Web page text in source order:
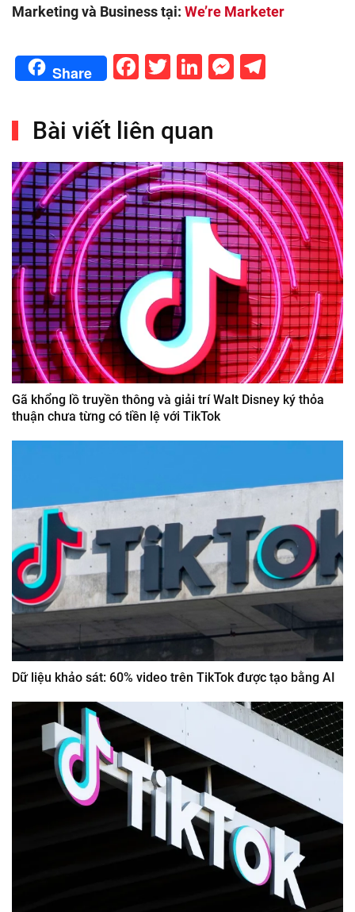
Marketing và Business tại: We’re Marketer
Share Facebook
Twitter
LinkedIn
Bài viết liên quan
Gã khổng lồ truyền thông và giải trí Walt Disney ký thỏa
thuận chưa từng có tiền lệ với TikTok
Dữ liệu khảo sát: 60% video trên TikTok được tạo bằng AI